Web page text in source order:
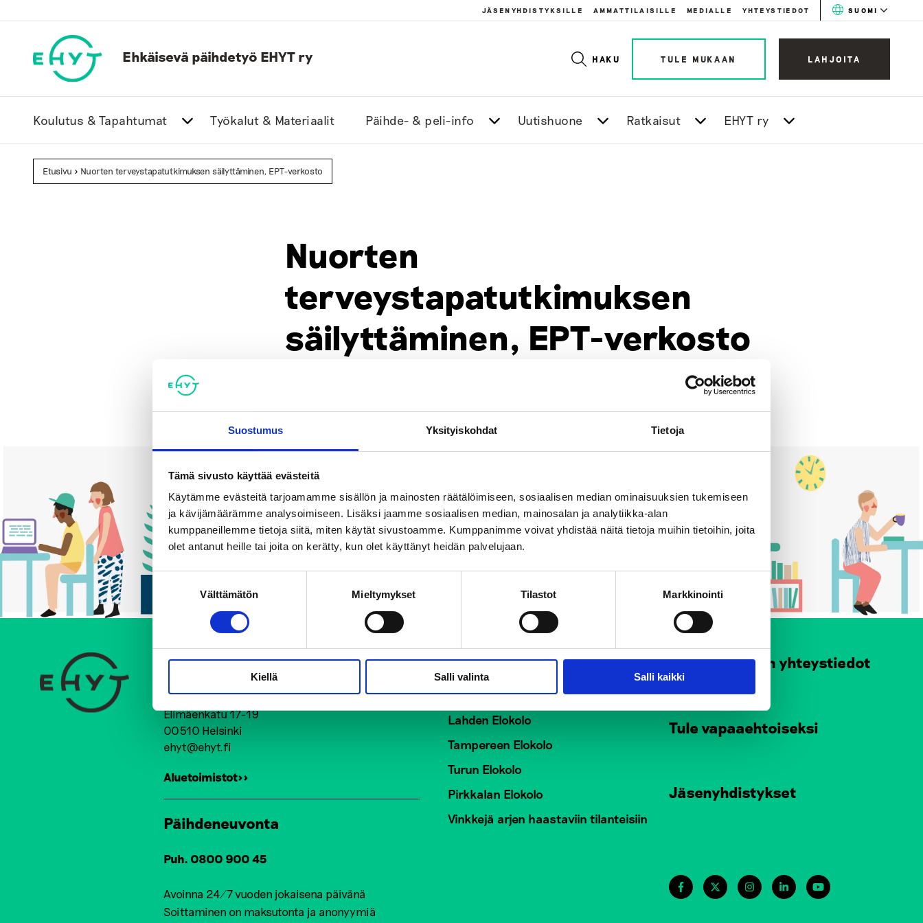
Suostumus Yksityiskohdat Tietoja
Tämä sivusto käyttää evästeitä
Käytämme evästeitä tarjoamamme sisällön ja mainosten räätälöimiseen, sosiaalisen median ominaisuuksien tukemiseen
ja kävijämäärämme analysoimiseen. Lisäksi jaamme sosiaalisen median, mainosalan ja analytiikka-alan
kumppaneillemme tietoja siitä, miten käytät sivustoamme. Kumppanimme voivat yhdistää näitä tietoja muihin tietoihin, joita
olet antanut heille tai joita on kerätty, kun olet käyttänyt heidän palvelujaan.
Suostumuksen
Välttämätön Mieltymykset Tilastot Markkinointi
Kiellä Salli valinta Salli kaikki
to
JÄSENYHDISTYKSILLE AMMATTILAISILLE MEDIALLE YHTEYSTIEDOT SUOMI
Ehkäisevä päihdetyö EHYT ry HAKU TULE MUKAAN LAHJOITA
Koulutus & Tapahtumat Työkalut & Materiaalit Päihde- & peli-info Uutishuone Ratkaisut EHYT ry
Etusivu > Nuorten terveystapatutkimuksen säilyttäminen, EPT-verkosto
Nuorten
terveystapatutkimuksen
säilyttäminen, EPT-verkosto
Ehkäisevä päihdetyö EHYT ry
Keskustoimisto
Elimäenkatu 17-19
00510 Helsinki
ehyt@ehyt.fi
Aluetoimistot>>
Päihdeneuvonta
Puh. 0800 900 45
Avoinna 24/7 vuoden jokaisena päivänä
Soittaminen on maksutonta ja anonyymiä
Elokolo-kohtaamispaikat
Helsingin Elokolo
Lahden Elokolo
Tampereen Elokolo
Turun Elokolo
Pirkkalan Elokolo
Vinkkejä arjen haastaviin tilanteisiin
Henkilökunnan yhteystiedot
Tule vapaaehtoiseksi
Jäsenyhdistykset